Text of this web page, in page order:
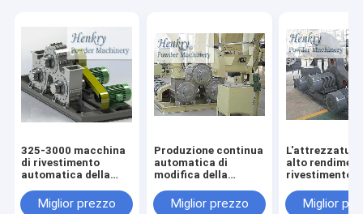
325-3000 macchina
di rivestimento
automatica della
attrezzatura del
rivestimento della
Miglior prezzo
Produzione continua
automatica di
modifica della
rivestimento del
carbonato di calcio
Miglior prezzo
L'attrezzatura
alto
rivestimento
progettato
specialmente
Miglior